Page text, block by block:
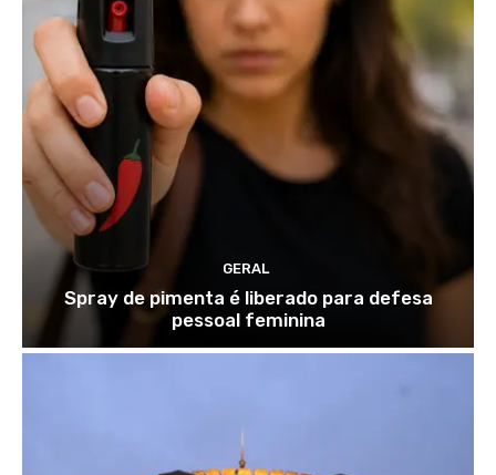
GERAL
Spray de pimenta é liberado para defesa
pessoal feminina